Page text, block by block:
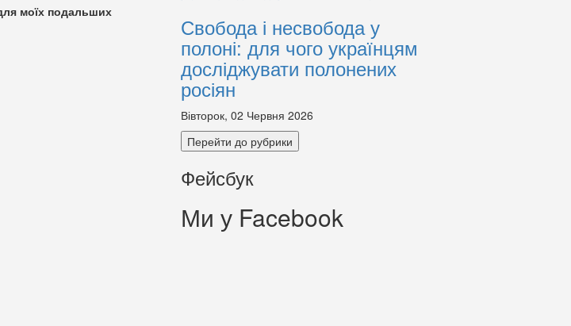
моїх подальших
Свобода і несвобода у
полоні: для чого українцям
досліджувати полонених
росіян
Вівторок, 02 Червня 2026
Перейти до рубрики
Фейсбук
Ми у Facebook